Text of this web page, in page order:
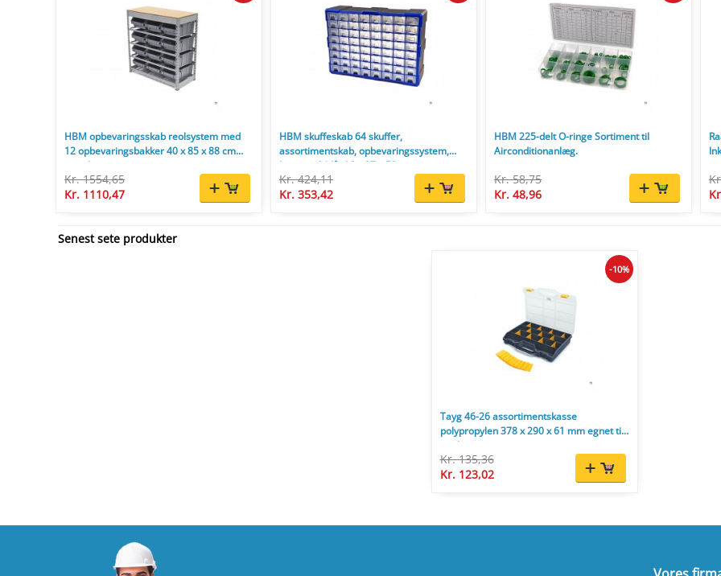
HBM opbevaringsskab reolsystem med
12 opbevaringsbakker 40 x 85 x 88 cm
metal.
Kr. 1554,65
Kr. 1110,47
HBM skuffeskab 64 skuffer,
assortimentskab, opbevaringssystem,
kunststof, blå, 16 x 37 x 52 cm.
Kr. 424,11
Kr. 353,42
HBM 225-delt O-ringe Sortiment til
Airconditionanlæg.
Kr. 58,75
Kr. 48,96
Senest sete produkter
Tayg 46-26 assortimentskasse
polypropylen 378 x 290 x 61 mm egnet til
værktøjsvæg.
Kr. 135,36
Kr. 123,02
-10%